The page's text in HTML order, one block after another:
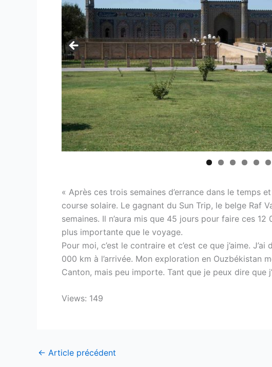
« Après ces trois semaines d’errance dans le temps
course solaire. Le gagnant du Sun Trip, le belge Raf
semaines. Il n’aura mis que 45 jours pour faire ces
plus importante que le voyage.
Pour moi, c’est le contraire et c’est ce que j’aime.
000 km à l’arrivée. Mon exploration en Ouzbékistan
Canton, mais peu importe. Tant que je peux dire que
Views: 149
← Article précédent